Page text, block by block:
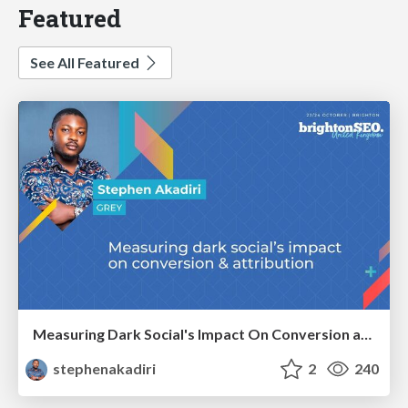
Featured
See All Featured
Measuring Dark Social's Impact On Conversion and Attribution
stephenakadiri
2 240